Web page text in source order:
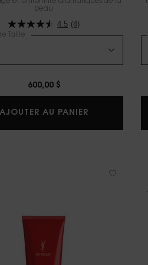
peau
4.5 (4)
Taille
600,00 $
AJOUTER AU PANIER OR ROUGE